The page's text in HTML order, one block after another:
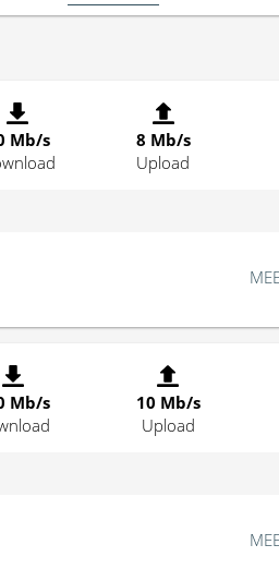
Mb/s
8 Mb/s
Upload
Mb/s
10 Mb/s
Upload